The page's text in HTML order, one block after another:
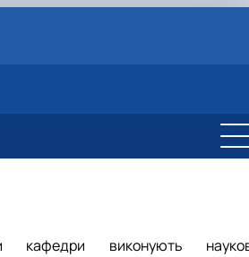
лабораторії
література
наукові гуртки
кафедри виконують